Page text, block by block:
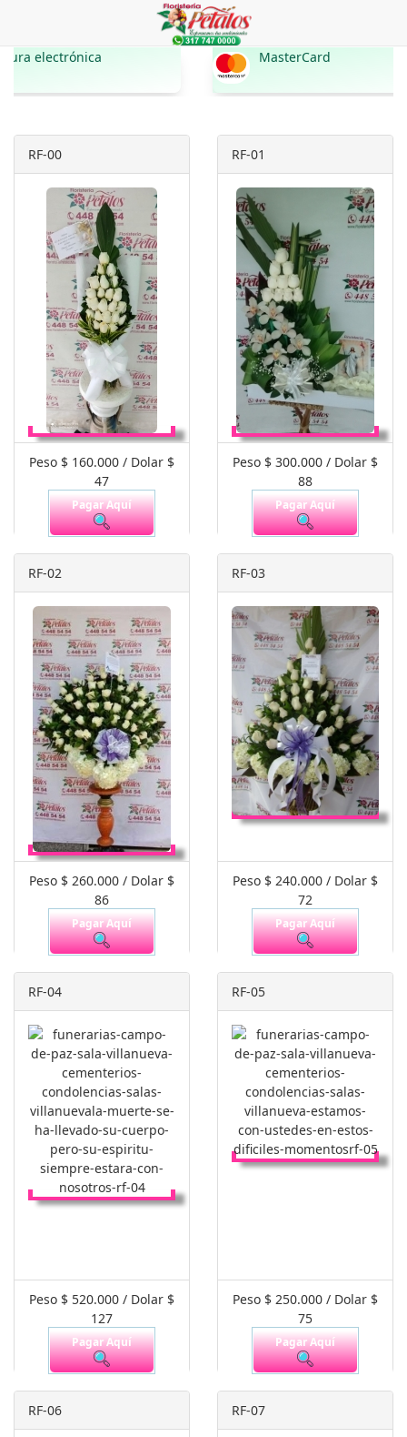
MasterCard
RF-00
Peso $ 160.000 / Dolar $
47
Pagar Aquí
RF-01
Peso $ 300.000 / Dolar $
88
Pagar Aquí
RF-02
Peso $ 260.000 / Dolar $
86
Pagar Aquí
RF-03
Peso $ 240.000 / Dolar $
72
Pagar Aquí
RF-04
Peso $ 520.000 / Dolar $
127
Pagar Aquí
RF-05
Peso $ 250.000 / Dolar $
75
Pagar Aquí
RF-06 RF-07